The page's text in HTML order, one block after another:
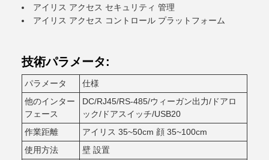
アイリス アクセス セキュリティ 管理
アイリス アクセス コントロール プラットフォーム
技術パラメータ:
パラメータ
仕様
他のインター
フェース
DC/RJ45/RS-485/ウィーガン出力/ドアロ
ック/ドアスイッチ/USB20
作業距離
アイリス 35~50cm 顔 35~100cm
使用方法
壁 設置